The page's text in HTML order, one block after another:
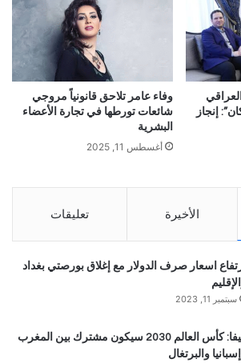
إنجاز
وفاء عامر تلاحق قانونياً مروجي
شائعات تورطها في تجارة الأعضاء
البشرية
أغسطس 11, 2025
الأخيرة تعليقات
اسعار صرف الدولار مع إغلاق بورصتي بغداد
سبتمبر 11, 2023
فيفا: كأس العالم 2030 سيكون مشترك بين المغرب
والبرتغال